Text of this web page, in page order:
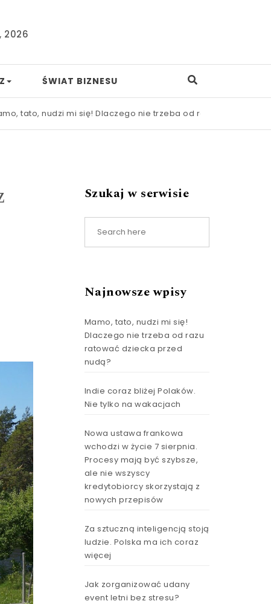
2026
ŚWIAT BIZNESU
mi się! Dlaczego nie trzeba od razu ratować dziecka
Szukaj w serwisie
Najnowsze wpisy
Mamo, tato, nudzi mi się!
Dlaczego nie trzeba od razu
ratować dziecka przed
nudą?
Indie coraz bliżej Polaków.
Nie tylko na wakacjach
Nowa ustawa frankowa
wchodzi w życie 7 sierpnia.
Procesy mają być szybsze,
ale nie wszyscy
kredytobiorcy skorzystają z
nowych przepisów
Za sztuczną inteligencją stoją
ludzie. Polska ma ich coraz
więcej
Jak zorganizować udany
event letni bez stresu?